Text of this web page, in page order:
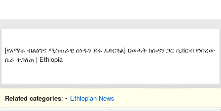
[የአማራ ብልፅግና ሚስጠራዊ ሰነዱን ይፋ አድርጓል] ህወሓት ከሱዳን ጋር ሲሸርብ የነበረው
ሴራ ተጋለጠ | Ethiopia
Related categories: • Ethiopian News